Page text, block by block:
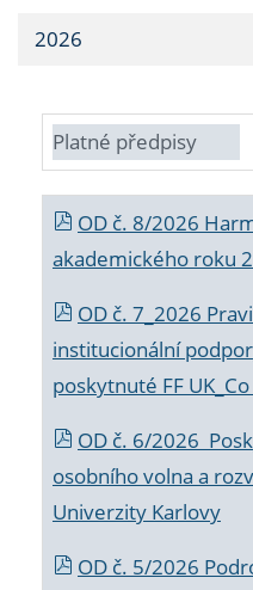
2026
Platné předpisy
OD č. 8/2026
akademického roku
OD č. 7_2026
institucionální
poskytnuté FF
OD č. 6/2026
osobního volna a
Univerzity Karlovy
OD č. 5/2026